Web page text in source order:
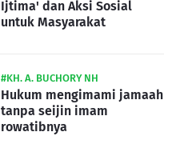
Ijtima' dan Aksi Sosial
untuk Masyarakat
#KH. A. BUCHORY NH
Hukum mengimami jamaah
tanpa seijin imam
rowatibnya